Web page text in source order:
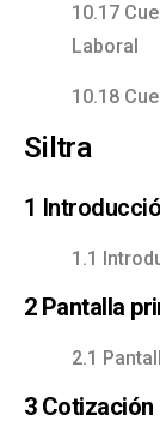
10.17
Laboral
10.18
Siltra
1
1.1
2 Pantalla
2.1
3 Cotización